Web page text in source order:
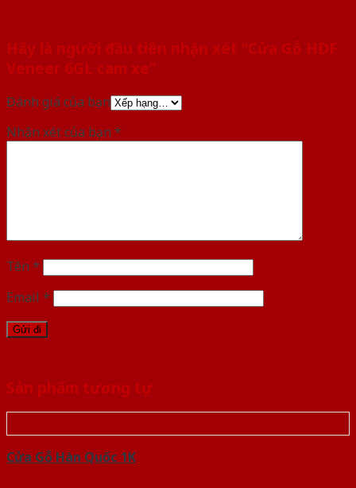
Hãy là người đầu tiên nhận xét “Cửa Gỗ HDF
Veneer 6GL cam xe”
Đánh giá của bạn
Nhận xét của bạn *
Tên *
Email *
Sản phẩm tương tự
Cửa Gỗ Hàn Quốc 1K